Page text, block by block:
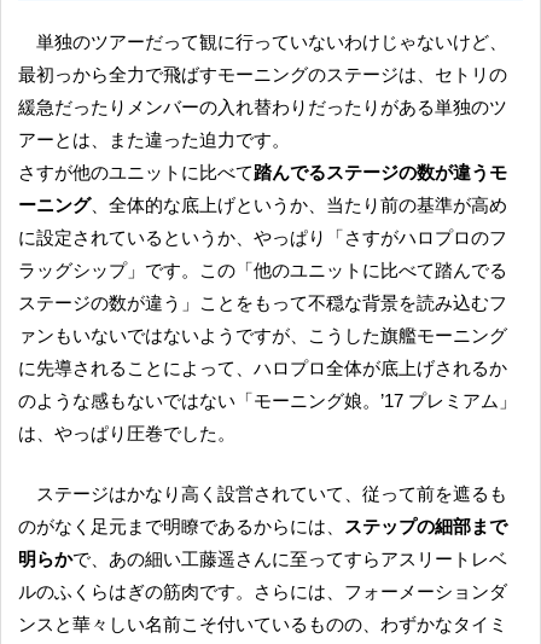
単独のツアーだって観に行っていないわけじゃないけど、
最初っから全力で飛ばすモーニングのステージは、セトリの
緩急だったりメンバーの入れ替わりだったりがある単独のツ
アーとは、また違った迫力です。
さすが他のユニットに比べて踏んでるステージの数が違うモ
ーニング、全体的な底上げというか、当たり前の基準が高め
に設定されているというか、やっぱり「さすがハロプロのフ
ラッグシップ」です。この「他のユニットに比べて踏んでる
ステージの数が違う」ことをもって不穏な背景を読み込むフ
ァンもいないではないようですが、こうした旗艦モーニング
に先導されることによって、ハロプロ全体が底上げされるか
のような感もないではない「モーニング娘。’17 プレミアム」
は、やっぱり圧巻でした。
ステージはかなり高く設営されていて、従って前を遮るも
のがなく足元まで明瞭であるからには、
ステップの細部まで
明らかで、あの細い工藤遥さんに至ってすらアスリートレベ
ルのふくらはぎの筋肉です。さらには、フォーメーションダ
ンスと華々しい名前こそ付いているものの、わずかなタイミ